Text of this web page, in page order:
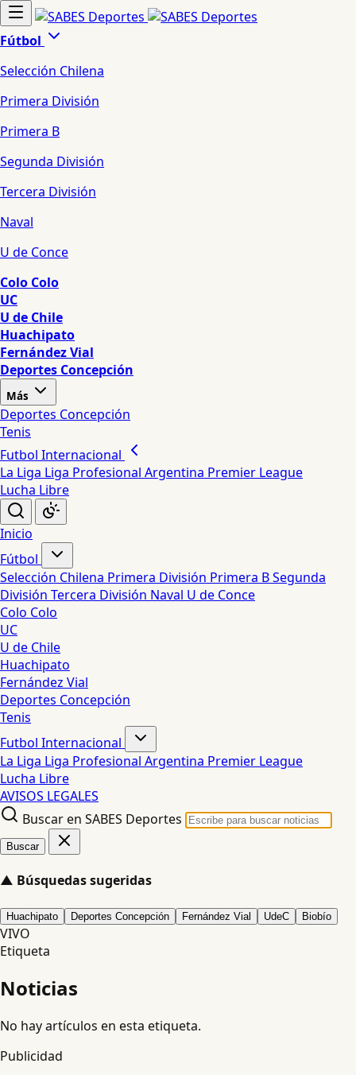
Fútbol
Selección Chilena
Primera División
Primera B
Segunda División
Tercera División
Naval
U de Conce
Colo Colo
UC
U de Chile
Huachipato
Fernández Vial
Deportes Concepción
Más
Deportes Concepción
Tenis
Futbol Internacional
La Liga Liga Profesional Argentina Premier League
Lucha Libre
Inicio
Fútbol
Selección Chilena Primera División Primera BSegunda
División Tercera División Naval U de Conce
Colo Colo
UC
U de Chile
Huachipato
Fernández Vial
Deportes Concepción
Tenis
Futbol Internacional
La Liga Liga Profesional Argentina Premier League
Lucha Libre
AVISOS LEGALES
Buscar en SABES Deportes
Buscar
▲ Búsquedas sugeridas
Huachipato Deportes Concepción Fernández Vial UdeC Biobío
VIVO
Etiqueta
Noticias
No hay artículos en esta etiqueta.
Publicidad